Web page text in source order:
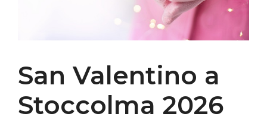
San Valentino a
Stoccolma 2026